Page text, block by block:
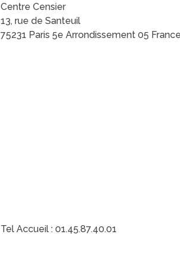
Centre Censier
13, rue de Santeuil
75231 Paris 5e Arrondissement 05
Tel Accueil : 01.45.87.40.01